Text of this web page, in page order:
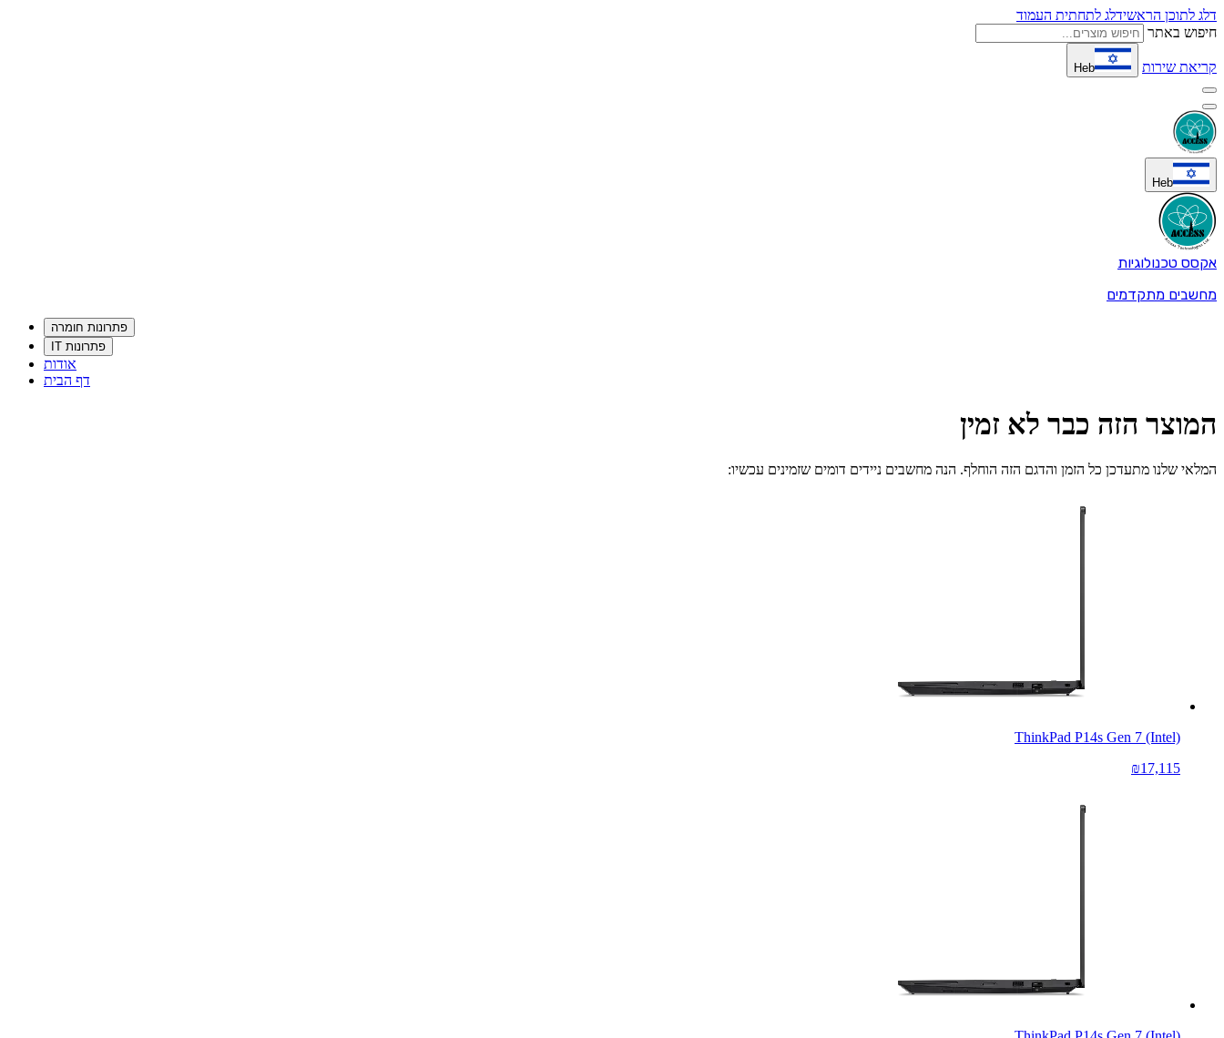
דלג לתוכן הראשידלג לתחתית העמוד
חיפוש באתר
קריאת שירות Heb
Heb
אקסס טכנולוגיות
מחשבים מתקדמים
פתרונות חומרה
פתרונות IT
אודות
דף הבית
המוצר הזה כבר לא זמין
המלאי שלנו מתעדכן כל הזמן והדגם הזה הוחלף. הנה מחשבים ניידים דומים שזמינים עכשיו:
ThinkPad P14s Gen 7 (Intel)
₪17,115